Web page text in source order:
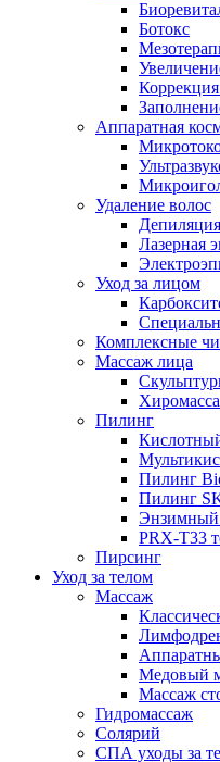
Ботокс
Аппаратная
Удаление волос
Лазерная
Уход за лицом
Комплексные
Массаж лица
Пилинг
Пилинг
Пилинг
PRX-T33
Пирсинг
Уход за телом
Массаж
Медовый
Массаж
Гидромассаж
Солярий
СПА уходы за